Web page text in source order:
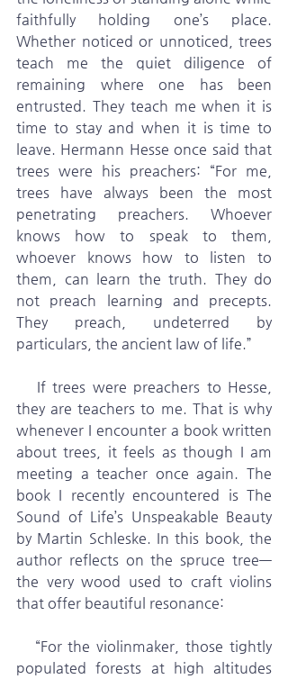
faithfully holding one’s place.
Whether noticed or unnoticed, trees
teach me the quiet diligence of
remaining where one has been
entrusted. They teach me when it is
time to stay and when it is time to
leave. Hermann Hesse once said that
trees were his preachers: “For me,
trees have always been the most
penetrating preachers. Whoever
knows how to speak to them,
whoever knows how to listen to
them, can learn the truth. They do
not preach learning and precepts.
They preach, undeterred by
particulars, the ancient law of life.”
they are teachers to me. That is why
whenever I encounter a book written
about trees, it feels as though I am
meeting a teacher once again. The
book I recently encountered is The
Sound of Life’s Unspeakable Beauty
by Martin Schleske. In this book, the
author reflects on the spruce tree—
the very wood used to craft violins
that offer beautiful resonance:
populated forests at high altitudes